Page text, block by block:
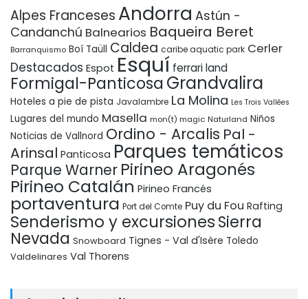
Alpes Franceses Andorra Astún -
Candanchú Balnearios Baqueira Beret
Barranquismo Boí Taüll Caldea caribe aquatic park Cerler
Destacados Espot Esquí ferrari land
Formigal-Panticosa Grandvalira
Hoteles a pie de pista Javalambre La Molina Les Trois Vallées
Lugares del mundo Masella mon(t) magic Naturland Niños
Noticias de Vallnord Ordino - Arcalis Pal -
Arinsal Panticosa Parques temáticos
Parque Warner Pirineo Aragonés
Pirineo Catalán Pirineo Francés
portaventura Port del Comte Puy du Fou Rafting
Senderismo y excursionesSierra
Nevada Snowboard Tignes - Val d'Isère Toledo
Valdelinares Val Thorens